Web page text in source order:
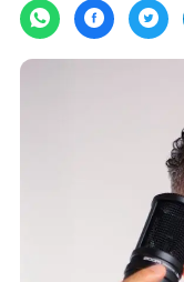
quarta-feira, 19/